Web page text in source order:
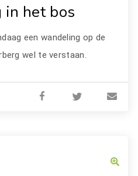
in het bos
een wandeling op de
wel te verstaan.